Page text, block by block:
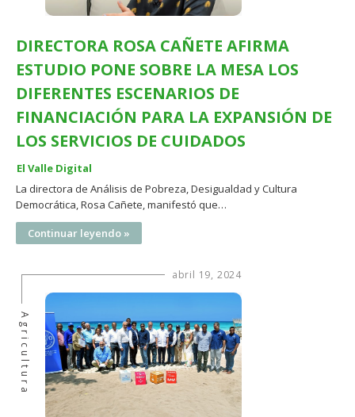
DIRECTORA ROSA CAÑETE AFIRMA
ESTUDIO PONE SOBRE LA MESA LOS
DIFERENTES ESCENARIOS DE
FINANCIACIÓN PARA LA EXPANSIÓN DE
LOS SERVICIOS DE CUIDADOS
El Valle Digital
La directora de Análisis de Pobreza, Desigualdad y Cultura
Democrática, Rosa Cañete, manifestó que…
Continuar leyendo »
abril 19, 2024
Agricultura